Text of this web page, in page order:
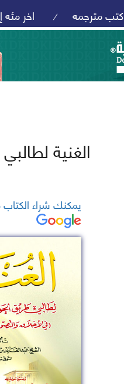
كتب مترجمه / اخر مئه
الغنية
يمكنك شراء